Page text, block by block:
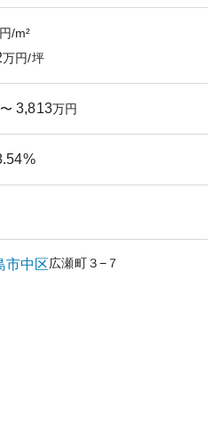
/m²
万円/坪
〜 3,813万円
%
市中区広瀬町３−７